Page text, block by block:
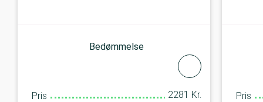
Bedømmelse
Pris 2281 Kr. Pris